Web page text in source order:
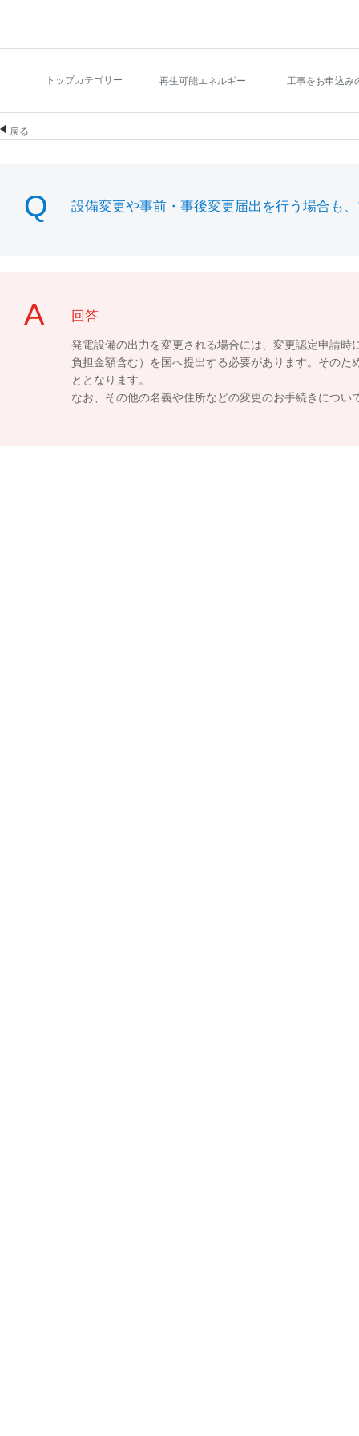
トップカテゴリー 再生可能エネルギー 工事をお申込み
戻る
設備変更や事前・事後変更届出を行う場合も
回答
発電設備の出力を変更される場合には、変更認定申請
負担金額含む）を国へ提出する必要があります。その
ととなります。
なお、その他の名義や住所などの変更のお手続きにつ